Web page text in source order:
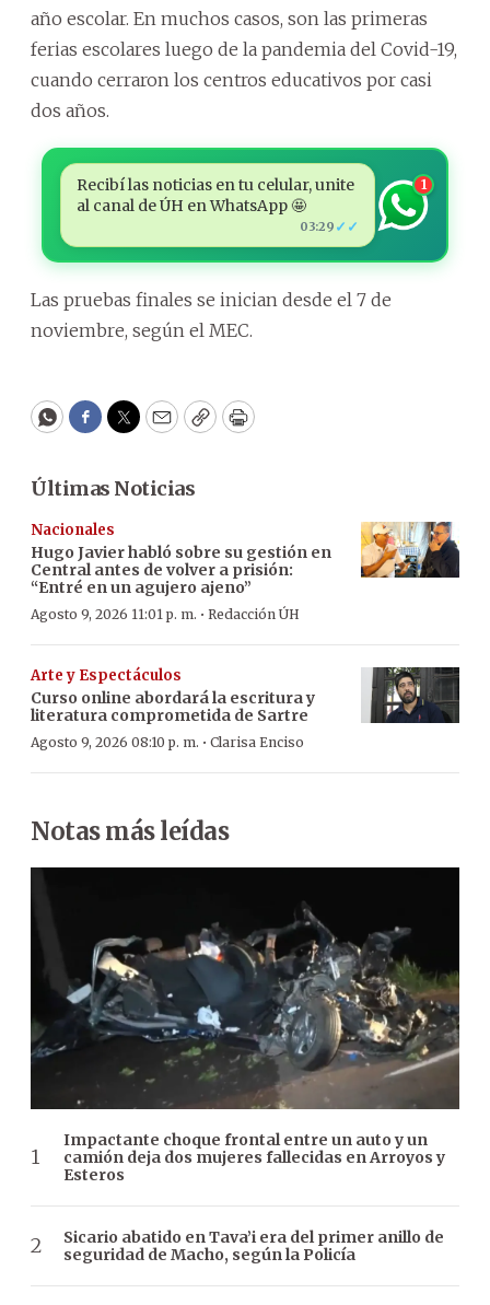
año escolar. En muchos casos, son las primeras
ferias escolares luego de la pandemia del Covid-19,
cuando cerraron los centros educativos por casi
dos años.
Recibí las noticias en tu celular, unite
al canal de ÚH en WhatsApp 🤩
03:29 ✓✓
1
Las pruebas finales se inician desde el 7 de
noviembre, según el MEC.
WhatsApp
Facebook
Twitter
EmailCopyPrint
Últimas Noticias
Nacionales
Hugo Javier habló sobre su gestión en
Central antes de volver a prisión:
“Entré en un agujero ajeno”
Agosto 9, 2026 11:01 p. m. · Redacción ÚH
Arte y Espectáculos
Curso online abordará la escritura y
literatura comprometida de Sartre
Agosto 9, 2026 08:10 p. m. · Clarisa Enciso
Notas más leídas
Impactante choque frontal entre un auto y un
camión deja dos mujeres fallecidas en Arroyos y
Esteros
Sicario abatido en Tava’i era del primer anillo de
seguridad de Macho, según la Policía